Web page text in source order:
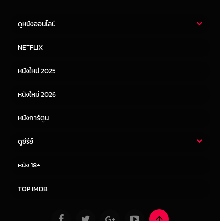
ดูหนังออนไลน์
หนังจีน
NETFLIX
หนังใหม่ 2025
หนังใหม่ 2026
หนังการ์ตูน
ดูซีรีย์
หนัง 18+
TOP IMDB